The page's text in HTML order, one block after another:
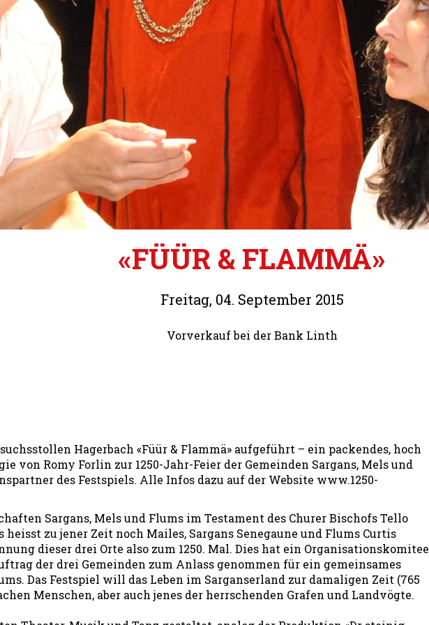
«FÜÜR & FLAMMÄ»
Freitag, 04. September 2015
Vorverkauf bei der Bank Linth
Hagerbach «Füür & Flammä» aufgeführt – ein packendes, hoch
von Romy Forlin zur 1250-Jahr-Feier der Gemeinden Sargans, Mels und
des Festspiels. Alle Infos dazu auf der Website www.1250-
Sargans, Mels und Flums im Testament des Churer Bischofs Tello
zu jener Zeit noch Mailes, Sargans Senegaune und Flums Curtis
dieser drei Orte also zum 1250. Mal. Dies hat ein Organisationskomitee
der drei Gemeinden zum Anlass genommen für ein gemeinsames
Das Festspiel will das Leben im Sarganserland zur damaligen Zeit (765
Menschen, aber auch jenes der herrschenden Grafen und Landvögte.